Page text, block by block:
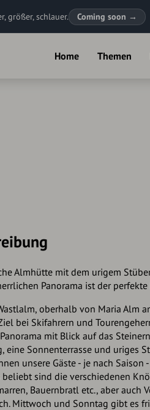
größer, schlauer. Coming soon →
Home Themen
Almhütte mit dem urigem
Panorama ist der perfekte
oberhalb von Maria Alm
bei Skifahrern und
mit Blick auf das
eine Sonnenterrasse und uriges
unsere Gäste - je nach Saison
beliebt sind die verschiedenen
Bauernbratl etc., aber auch
Mittwoch und Sonntag gibt es